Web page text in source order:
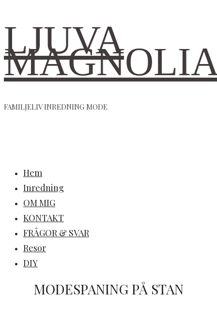
LJUVA
FAMILJELIV INREDNING MODE
Hem
Inredning
OM MIG
KONTAKT
FRÅGOR & SVAR
Resor
DIY
MODESPANING PÅ STAN